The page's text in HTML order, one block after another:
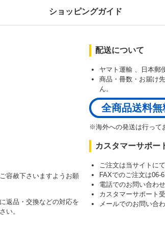
ショッピングガイド
容赦下さいますようお願
返品・交換などの対応を
い。
配送について
ヤマト運輸 、日本郵
商品・冊数・お届け
ん。
全商品送料無
※海外への発送は行って
カスタマーサポー
ご注文は当サイトに
FAXでのご注文は06-
電話でのお問い合わ
カスタマーサポート
メールでのお問い合